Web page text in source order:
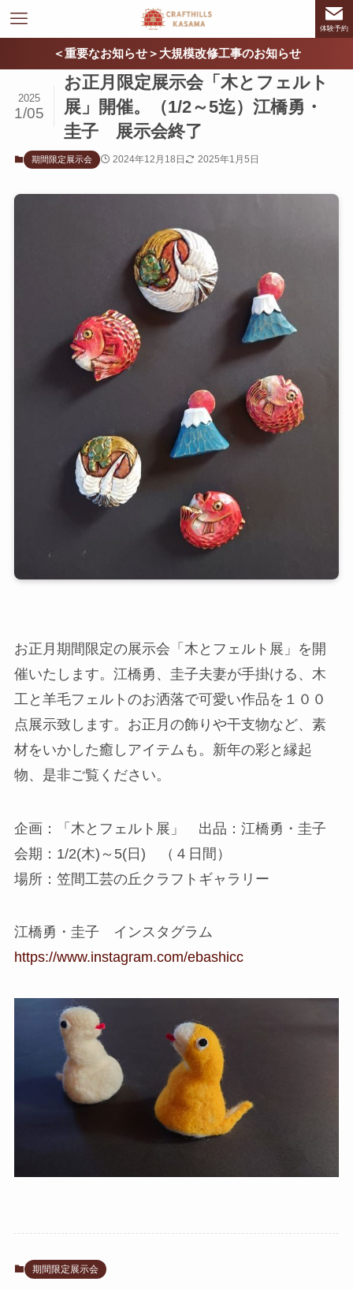
体験予約
＜重要なお知らせ＞大規模改修工事のお知らせ
お正月限定展示会「木とフェルト
展」開催。（1/2～5迄）江橋勇・
圭子 展示会終了
2025
1/05
期間限定展示会 2024年12月18日 2025年1月5日
お正月期間限定の展示会「木とフェルト展」を開
催いたします。江橋勇、圭子夫妻が手掛ける、木
工と羊毛フェルトのお洒落で可愛い作品を１００
点展示致します。お正月の飾りや干支物など、素
材をいかした癒しアイテムも。新年の彩と縁起
物、是非ご覧ください。
企画：「木とフェルト展」 出品：江橋勇・圭子
会期：1/2(木)～5(日) （４日間）
場所：笠間工芸の丘クラフトギャラリー
江橋勇・圭子 インスタグラム
https://www.instagram.com/ebashicc
期間限定展示会